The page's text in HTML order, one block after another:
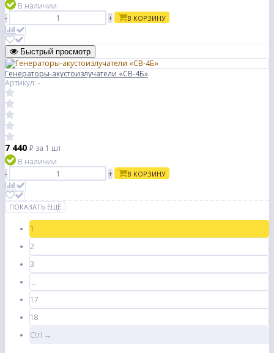
В наличии
-
+ В КОРЗИНУ
Быстрый просмотр
Генераторы-акустоизлучатели «СВ-4Б»
Артикул: -
7 440 ₽ за 1 шт
В наличии
-
+ В КОРЗИНУ
ПОКАЗАТЬ ЕЩЁ
1
2
3
...
17
18
Ctrl →